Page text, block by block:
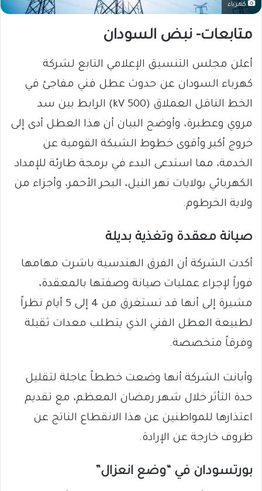
كهرباء
متابعات- نبض السودان
أعلن مجلس التنسيق الإعلامي التابع لشركة
كهرباء السودان عن حدوث عطل فني مفاجئ في
الخط الناقل العملاق (500 kV) الرابط بين سد
مروي وعطبرة، وأوضح البيان أن هذا العطل أدى إلى
خروج أكبر وأقوى خطوط الشبكة القومية عن
الخدمة، مما استدعى البدء في برمجة طارئة للإمداد
الكهربائي بولايات نهر النيل، البحر الأحمر، وأجزاء من
ولاية الخرطوم.
صيانة معقدة وتغذية بديلة
أكدت الشركة أن الفرق الهندسية باشرت مهامها
فوراً لإجراء عمليات صيانة وصفتها بالمعقدة،
مشيرة إلى أنها قد تستغرق من 4 إلى 5 أيام نظراً
لطبيعة العطل الفني الذي يتطلب معدات ثقيلة
وفرقاً متخصصة.
وأبانت الشركة أنها وضعت خططاً عاجلة لتقليل
حدة التأثر خلال شهر رمضان المعظم، مع تقديم
اعتذارها للمواطنين عن هذا الانقطاع الناتج عن
ظروف خارجة عن الإرادة.
بورتسودان في “وضع انعزال”